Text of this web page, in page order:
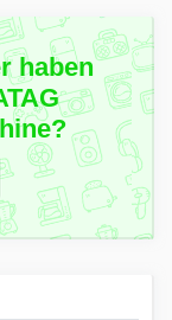
haben